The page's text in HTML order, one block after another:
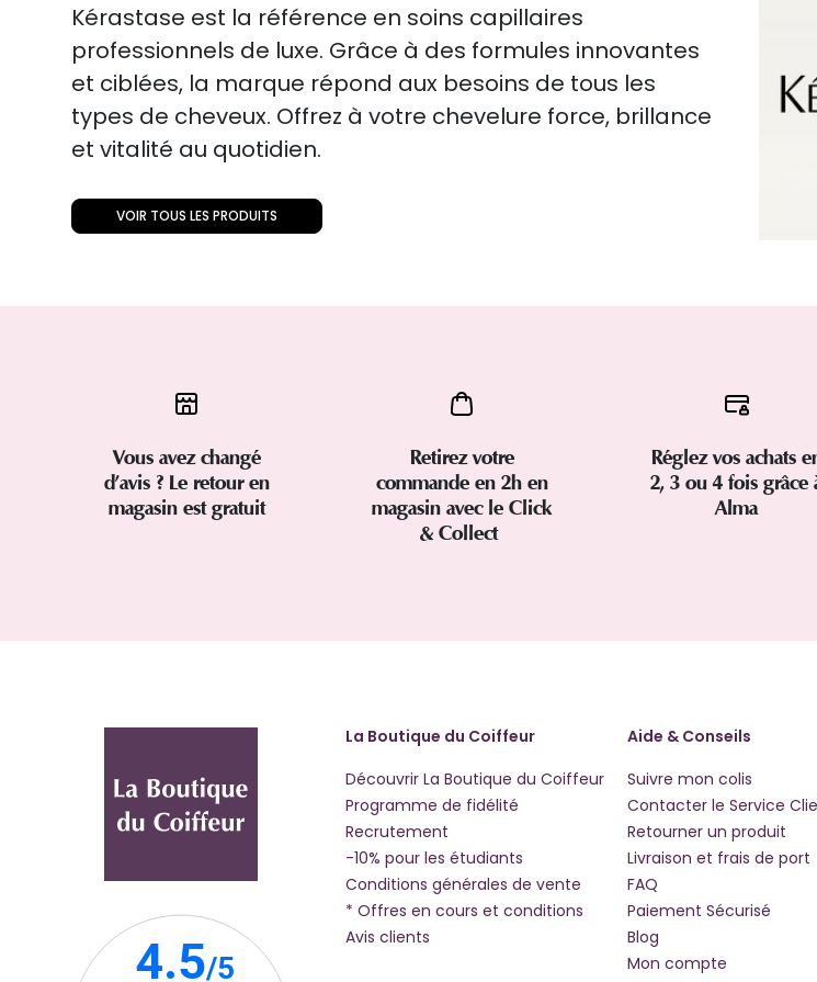
Kérastase est la référence en soins capillaires
professionnels de luxe. Grâce à des formules innovantes
et ciblées, la marque répond aux besoins de tous les
types de cheveux. Offrez à votre chevelure force, brillance
et vitalité au quotidien.
VOIR TOUS LES PRODUITS
Vous avez changé
d’avis ? Le retour en
magasin est gratuit
Retirez votre
commande en 2h en
magasin avec le Click
& Collect
Réglez vos achats
2, 3 ou 4 fois grâce
Alma
La Boutique du Coiffeur
Découvrir La Boutique du Coiffeur
Programme de fidélité
Recrutement
-10% pour les étudiants
Conditions générales de vente
* Offres en cours et conditions
Avis clients
Aide & Conseils
Suivre mon colis
Contacter le Service
Retourner un produit
Livraison et frais de port
FAQ
Paiement Sécurisé
Blog
Mon compte